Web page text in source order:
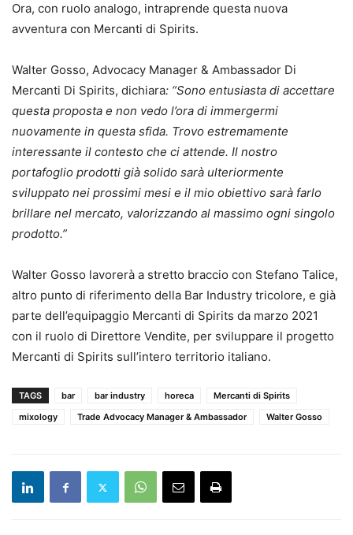
Ora, con ruolo analogo, intraprende questa nuova
avventura con Mercanti di Spirits.
Walter Gosso, Advocacy Manager & Ambassador Di
Mercanti Di Spirits, dichiara: “Sono entusiasta di accettare
questa proposta e non vedo l’ora di immergermi
nuovamente in questa sfida. Trovo estremamente
interessante il contesto che ci attende. Il nostro
portafoglio prodotti già solido sarà ulteriormente
sviluppato nei prossimi mesi e il mio obiettivo sarà farlo
brillare nel mercato, valorizzando al massimo ogni singolo
prodotto.”
Walter Gosso lavorerà a stretto braccio con Stefano Talice,
altro punto di riferimento della Bar Industry tricolore, e già
parte dell’equipaggio Mercanti di Spirits da marzo 2021
con il ruolo di Direttore Vendite, per sviluppare il progetto
Mercanti di Spirits sull’intero territorio italiano.
TAGS bar bar industry horeca
Mercanti di Spirits
mixology
Trade Advocacy Manager & Ambassador Walter Gosso